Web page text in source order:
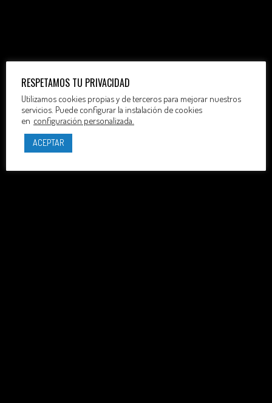
RESPETAMOS TU PRIVACIDAD
Utilizamos cookies propias y de terceros para mejorar nuestros
servicios. Puede configurar la instalación de cookies
en configuración personalizada.
ACEPTAR